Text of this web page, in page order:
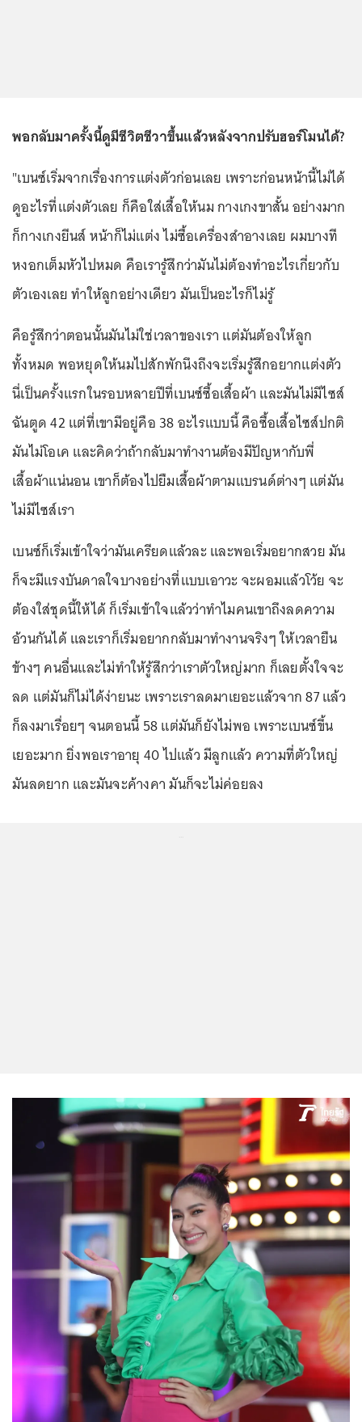
พอกลับมาครั้งนี้ดูมีชีวิตชีวาขึ้นแล้วหลังจากปรับฮอร์โมนได้?
"เบนซ์เริ่มจากเรื่องการแต่งตัวก่อนเลย เพราะก่อนหน้านี้ไม่ได้
ดูอะไรที่แต่งตัวเลย ก็คือใส่เสื้อให้นม กางเกงขาสั้น อย่างมาก
ก็กางเกงยีนส์ หน้าก็ไม่แต่ง ไม่ซื้อเครื่องสำอางเลย ผมบางที
หงอกเต็มหัวไปหมด คือเรารู้สึกว่ามันไม่ต้องทำอะไรเกี่ยวกับ
ตัวเองเลย ทำให้ลูกอย่างเดียว มันเป็นอะไรก็ไม่รู้
คือรู้สึกว่าตอนนั้นมันไม่ใช่เวลาของเรา แต่มันต้องให้ลูก
ทั้งหมด พอหยุดให้นมไปสักพักนึงถึงจะเริ่มรู้สึกอยากแต่งตัว
นี่เป็นครั้งแรกในรอบหลายปีที่เบนซ์ซื้อเสื้อผ้า และมันไม่มีไซส์
ฉันตูด 42 แต่ที่เขามีอยู่คือ 38 อะไรแบบนี้ คือซื้อเสื้อไซส์ปกติ
มันไม่โอเค และคิดว่าถ้ากลับมาทำงานต้องมีปัญหากับพี่
เสื้อผ้าแน่นอน เขาก็ต้องไปยืมเสื้อผ้าตามแบรนด์ต่างๆ แต่มัน
ไม่มีไซส์เรา
เบนซ์ก็เริ่มเข้าใจว่ามันเครียดแล้วละ และพอเริ่มอยากสวย มัน
ก็จะมีแรงบันดาลใจบางอย่างที่แบบเอาวะ จะผอมแล้วโว้ย จะ
ต้องใส่ชุดนี้ให้ได้ ก็เริ่มเข้าใจแล้วว่าทำไมคนเขาถึงลดความ
อ้วนกันได้ และเราก็เริ่มอยากกลับมาทำงานจริงๆ ให้เวลายืน
ข้างๆ คนอื่นและไม่ทำให้รู้สึกว่าเราตัวใหญ่มาก ก็เลยตั้งใจจะ
ลด แต่มันก็ไม่ได้ง่ายนะ เพราะเราลดมาเยอะแล้วจาก 87 แล้ว
ก็ลงมาเรื่อยๆ จนตอนนี้ 58 แต่มันก็ยังไม่พอ เพราะเบนซ์ขึ้น
เยอะมาก ยิ่งพอเราอายุ 40 ไปแล้ว มีลูกแล้ว ความที่ตัวใหญ่
มันลดยาก และมันจะค้างคา มันก็จะไม่ค่อยลง